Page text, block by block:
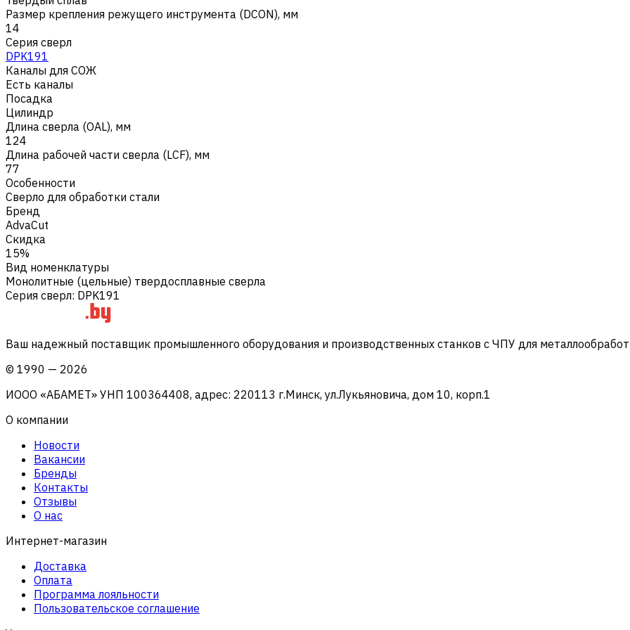
Размер крепления режущего инструмента (DCON), мм
14
Серия сверл
DPK191
Каналы для СОЖ
Есть каналы
Посадка
Цилиндр
Длина сверла (OAL), мм
124
Длина рабочей части сверла (LCF), мм
77
Особенности
Сверло для обработки стали
Бренд
AdvaCut
Скидка
15%
Вид номенклатуры
Монолитные (цельные) твердосплавные сверла
Серия сверл: DPK191
Ваш надежный поставщик промышленного оборудования и производственных станков с ЧПУ для
© 1990 — 2026
ИООО «АБАМЕТ» УНП 100364408, адрес: 220113 г.Минск, ул.Лукьяновича, дом 10, корп.1
О компании
Новости
Вакансии
Бренды
Контакты
Отзывы
О нас
Интернет-магазин
Доставка
Оплата
Программа лояльности
Пользовательское соглашение